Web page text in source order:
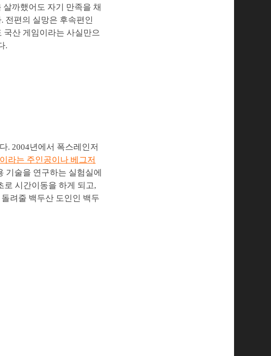
살까했어도 자기 만족을 채
전편의 실망은 후속편인
국산 게임이라는 사실만으
.
. 2004년에서 폭스레인저
라는 주인공이나 베그저
기술을 연구하는 실험실에
로 시간이동을 하게 되고,
려줄 백두산 도인인 백두